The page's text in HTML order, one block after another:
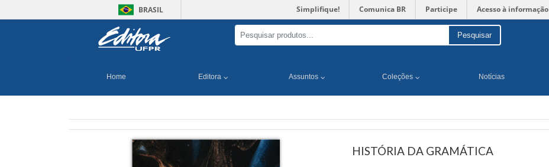
BRASIL Simplifique! Comunica BR Participe Acesso à informação
Pesquisar
Home Editora Assuntos Coleções Notícias
HISTÓRIA DA GRAMÁTICA